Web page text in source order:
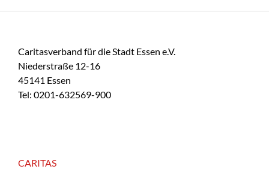
Caritasverband für die Stadt Essen e.V.
Niederstraße 12-16
45141 Essen
Tel: 0201-632569-900
CARITAS